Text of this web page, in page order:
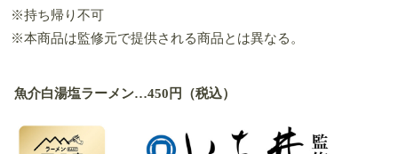
※持ち帰り不可
※本商品は監修元で提供される商品とは異なる。
魚介白湯塩ラーメン…450円（税込）